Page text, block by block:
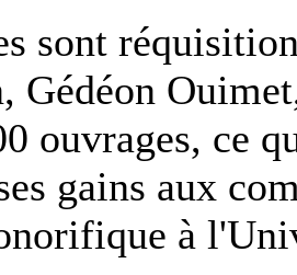
sont
Gédéon
ouvrages, ce
gains aux
à